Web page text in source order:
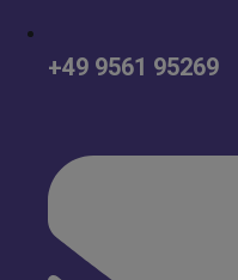
+49 9561 95269